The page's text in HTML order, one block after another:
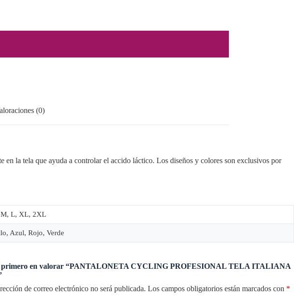
(0)
la tela que ayuda a controlar el accido láctico. Los diseños y colores son exclusivos por
M, L, XL, 2XL
Azul, Rojo, Verde
primero en valorar “PANTALONETA CYCLING PROFESIONAL TELA ITALIANA
de correo electrónico no será publicada. Los campos obligatorios están marcados con *